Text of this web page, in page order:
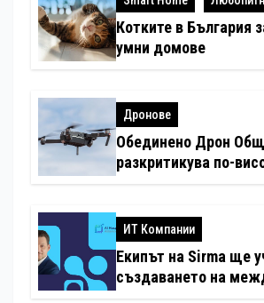
Котките в България
умни домове
Дронове
Обединено Дрон
разкритикува по-
ИТ Компании
Екипът на Sirma ще
създаването на